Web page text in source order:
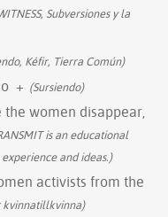
Subversiones y la
Kéfir, Tierra Común)
+ (Sursiendo)
women disappear,
is an educational
and ideas.)
activists from the
kvinnatillkvinna)